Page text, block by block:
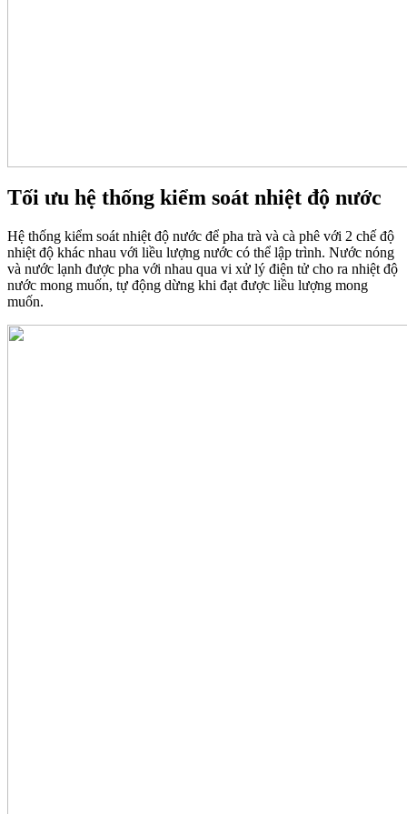
Tối ưu hệ thống kiểm soát nhiệt độ nước
Hệ thống kiểm soát nhiệt độ nước để pha trà và cà phê với 2 chế độ
nhiệt độ khác nhau với liều lượng nước có thể lập trình. Nước nóng
và nước lạnh được pha với nhau qua vi xử lý điện tử cho ra nhiệt độ
nước mong muốn, tự động dừng khi đạt được liều lượng mong
muốn.